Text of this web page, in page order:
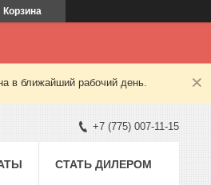
Корзина
в ближайший рабочий день.
+7 (775) 007-11-15
СТАТЬ ДИЛЕРОМ